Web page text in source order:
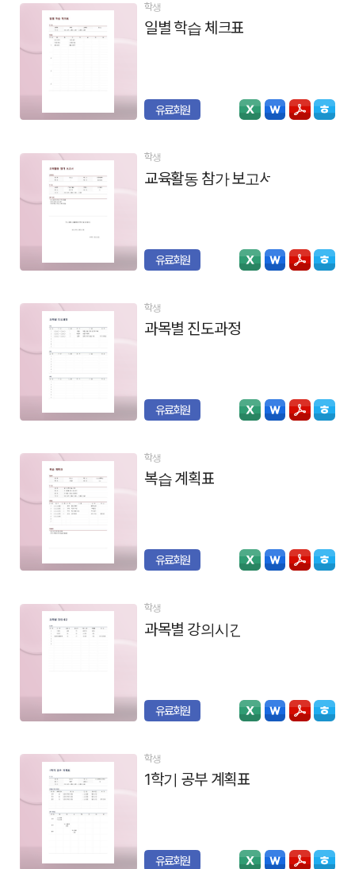
학생
일별 학습 체크표
유료회원
학생
교육활동 참가 보고서
유료회원
학생
과목별 진도과정
유료회원
학생
복습 계획표
유료회원
학생
과목별 강의시간
유료회원
학생
1학기 공부 계획표
유료회원